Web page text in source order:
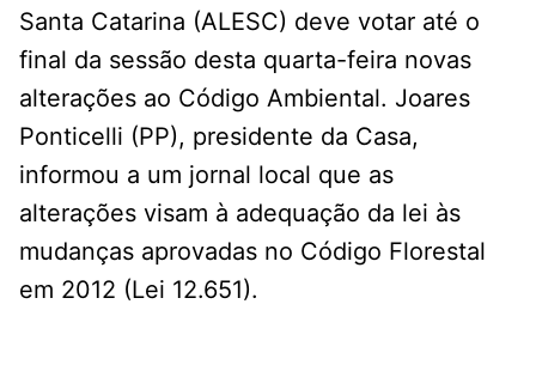
Santa Catarina (ALESC) deve votar até o
final da sessão desta quarta-feira novas
alterações ao Código Ambiental. Joares
Ponticelli (PP), presidente da Casa,
informou a um jornal local que as
alterações visam à adequação da lei às
mudanças aprovadas no Código Florestal
em 2012 (Lei 12.651).